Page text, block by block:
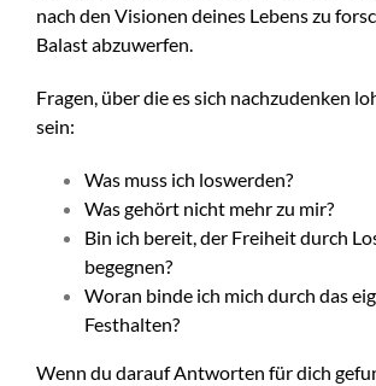
nach den Visionen deines Lebens zu
Balast abzuwerfen.
Fragen, über die es sich nachzudenken
sein:
Was muss ich loswerden?
Was gehört nicht mehr zu mir?
Bin ich bereit, der Freiheit durch
begegnen?
Woran binde ich mich durch das
Festhalten?
Wenn du darauf Antworten für dich